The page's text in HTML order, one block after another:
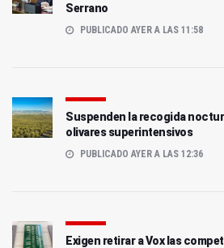
Serrano
PUBLICADO AYER A LAS 11:58
Suspenden la recogida
olivares superintensivos
PUBLICADO AYER A LAS 12:36
Exigen retirar a Vox las